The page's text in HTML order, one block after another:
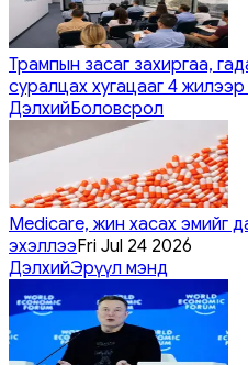
Трампын засаг захиргаа,
суралцах хугацааг 4 жилээр
ДэлхийБоловсрол
Medicare, жин хасах эмийг
эхэллээFri Jul 24 2026
ДэлхийЭрүүл мэнд